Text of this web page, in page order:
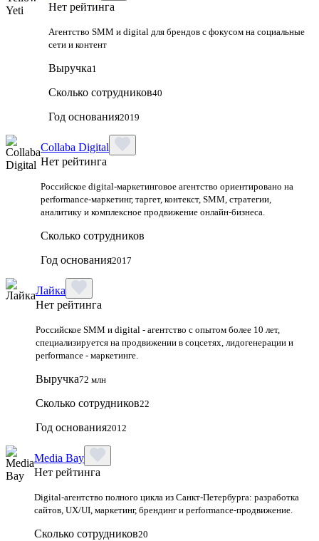
Нет рейтинга
Агентство SMM и digital для брендов с фокусом на социальные
сети и контент
Выручка1
Сколько сотрудников40
Год основания2019
Collaba Digital
Нет рейтинга
Российское digital-маркетинговое агентство ориентировано на
performance-маркетинг, таргет, контекст, SMM, стратегии,
аналитику и комплексное продвижение онлайн-бизнеса.
Сколько сотрудников
Год основания2017
Лайка
Нет рейтинга
Российское SMM и digital - агентство с опытом более 10 лет,
специализируется на продвижении в соцсетях, лидогенерации и
performance - маркетинге.
Выручка72 млн
Сколько сотрудников22
Год основания2012
Media Bay
Нет рейтинга
Digital‑агентство полного цикла из Санкт‑Петербурга: разработка
сайтов, UX/UI, маркетинг, брендинг и performance‑продвижение.
Сколько сотрудников20